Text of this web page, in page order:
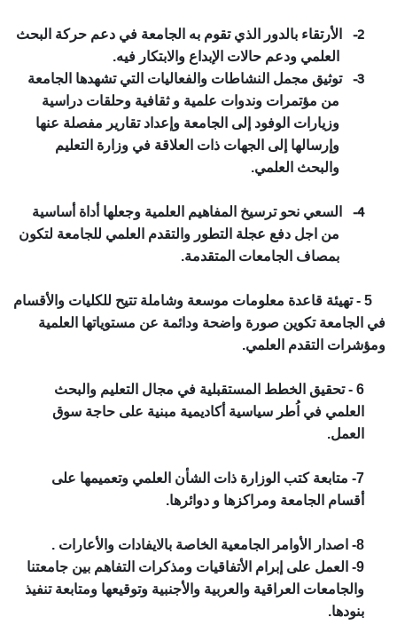
2-
الأرتقاء بالدور الذي تقوم به الجامعة في دعم حركة البحث
العلمي ودعم حالات الإبداع والابتكار فيه.
3-
توثيق مجمل النشاطات والفعاليات التي تشهدها الجامعة
من مؤتمرات وندوات علمية و ثقافية وحلقات دراسية
وزيارات الوفود إلى الجامعة وإعداد تقارير مفصلة عنها
وإرسالها إلى الجهات ذات العلاقة في وزارة التعليم
والبحث العلمي.
4-
السعي نحو ترسيخ المفاهيم العلمية وجعلها أداة أساسية
من اجل دفع عجلة التطور والتقدم العلمي للجامعة لتكون
بمصاف الجامعات المتقدمة.
5 - تهيئة قاعدة معلومات موسعة وشاملة تتيح للكليات والأقسام
في الجامعة تكوين صورة واضحة ودائمة عن مستوياتها العلمية
ومؤشرات التقدم العلمي.
6 - تحقيق الخطط المستقبلية في مجال التعليم والبحث
العلمي في اُطر سياسية أكاديمية مبنية على حاجة سوق
العمل.
7- متابعة كتب الوزارة ذات الشأن العلمي وتعميمها على
أقسام الجامعة ومراكزها و دوائرها.
8- اصدار الأوامر الجامعية الخاصة بالايفادات والأعارات .
9- العمل على إبرام الأتفاقيات ومذكرات التفاهم بين جامعتنا
والجامعات العراقية والعربية والأجنبية وتوقيعها ومتابعة تنفيذ
بنودها.